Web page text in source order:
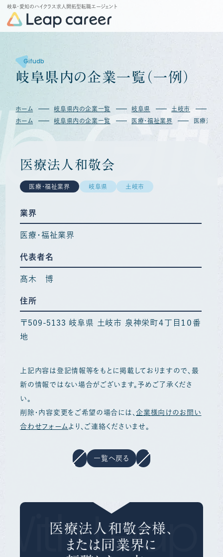
岐阜・愛知のハイクラス求人開拓型転職エージェント
Gifudb
岐阜県 内の企業一覧 （ 一例 ）
ホーム 岐阜県内の企業一覧 岐阜県 土岐市
ホーム
岐阜県内の企業一覧 医療・福祉業界 医療法人
医療法人和敬会
医療・福祉業界 岐阜県 土岐市
業界
医療・福祉業界
代表者名
髙木 博
住所
〒509-5133 岐阜県 土岐市 泉神栄町４丁目１０番
地
上記内容は登記情報等をもとに掲載しておりますので、最
新の情報ではない場合がございます。予めご了承くださ
い。
削除・内容変更をご希望の場合には、企業様向けのお問い
合わせフォーム より、ご連絡くださいませ。
一覧へ戻る
Leap
医療法人和敬会様、
または同業界に